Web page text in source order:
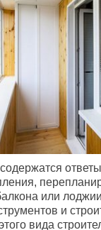
или
и
вида